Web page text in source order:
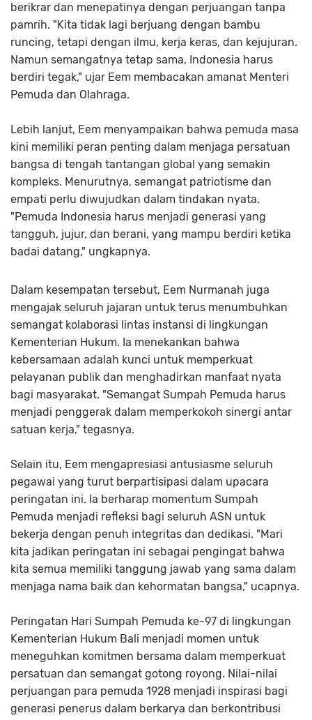
berikrar dan menepatinya dengan perjuangan tanpa
pamrih. "Kita tidak lagi berjuang dengan bambu
runcing, tetapi dengan ilmu, kerja keras, dan kejujuran.
Namun semangatnya tetap sama, Indonesia harus
berdiri tegak," ujar Eem membacakan amanat Menteri
Pemuda dan Olahraga.
Lebih lanjut, Eem menyampaikan bahwa pemuda masa
kini memiliki peran penting dalam menjaga persatuan
bangsa di tengah tantangan global yang semakin
kompleks. Menurutnya, semangat patriotisme dan
empati perlu diwujudkan dalam tindakan nyata.
"Pemuda Indonesia harus menjadi generasi yang
tangguh, jujur, dan berani, yang mampu berdiri ketika
badai datang," ungkapnya.
Dalam kesempatan tersebut, Eem Nurmanah juga
mengajak seluruh jajaran untuk terus menumbuhkan
semangat kolaborasi lintas instansi di lingkungan
Kementerian Hukum. Ia menekankan bahwa
kebersamaan adalah kunci untuk memperkuat
pelayanan publik dan menghadirkan manfaat nyata
bagi masyarakat. "Semangat Sumpah Pemuda harus
menjadi penggerak dalam memperkokoh sinergi antar
satuan kerja," tegasnya.
Selain itu, Eem mengapresiasi antusiasme seluruh
pegawai yang turut berpartisipasi dalam upacara
peringatan ini. Ia berharap momentum Sumpah
Pemuda menjadi refleksi bagi seluruh ASN untuk
bekerja dengan penuh integritas dan dedikasi. "Mari
kita jadikan peringatan ini sebagai pengingat bahwa
kita semua memiliki tanggung jawab yang sama dalam
menjaga nama baik dan kehormatan bangsa," ucapnya.
Peringatan Hari Sumpah Pemuda ke-97 di lingkungan
Kementerian Hukum Bali menjadi momen untuk
meneguhkan komitmen bersama dalam memperkuat
persatuan dan semangat gotong royong. Nilai-nilai
perjuangan para pemuda 1928 menjadi inspirasi bagi
generasi penerus dalam berkarya dan berkontribusi